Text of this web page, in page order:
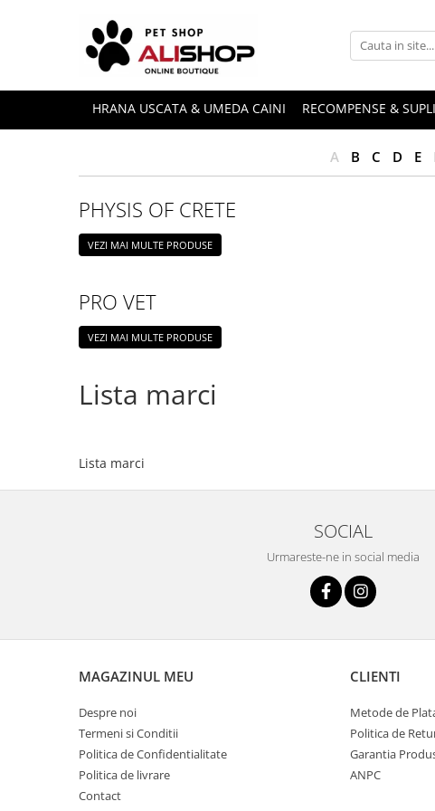
HRANA USCATA & UMEDA CAINI RECOMPENSE &
A B C D E
PHYSIS OF CRETE
VEZI MAI MULTE PRODUSE
PRO VET
VEZI MAI MULTE PRODUSE
Lista marci
Lista marci
SOCIAL
Urmareste-ne in social media
MAGAZINUL MEU
Despre noi
Termeni si Conditii
Politica de Confidentialitate
Politica de livrare
Contact
CLIENTI
Metode de
Politica de
Garantia
ANPC